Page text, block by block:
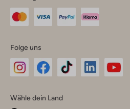
Folge uns
Instagram
Facebook
TikTok
Wähle dein Land